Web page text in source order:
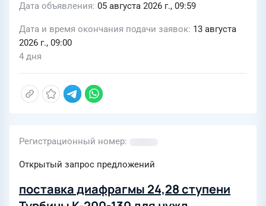
Дата объявления 05 августа 2026 г., 09:59
Дата и время окончания подачи заявок 13 августа
2026 г., 09:00
4 дня
Регистрационный номер
Открытый запрос предложений
поставка диафрагмы 24,28 ступени